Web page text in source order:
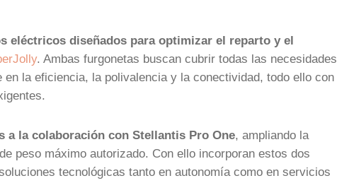
eléctricos diseñados para optimizar el reparto y el
. Ambas furgonetas buscan cubrir todas las necesidades
la eficiencia, la polivalencia y la conectividad, todo ello con
a la colaboración con Stellantis Pro One, ampliando la
peso máximo autorizado. Con ello incorporan estos dos
tecnológicas tanto en autonomía como en servicios